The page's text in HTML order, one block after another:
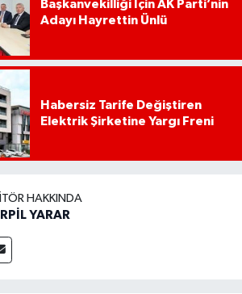
Başkanvekilliği İçin AK Parti’nin
Adayı Hayrettin Ünlü
Habersiz Tarife Değiştiren
Elektrik Şirketine Yargı Freni
HAKKINDA
YARAR